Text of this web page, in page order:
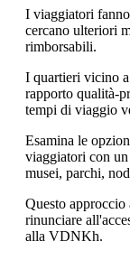
I viaggiatori
cercano ulteriori
rimborsabili.
I quartieri vicino
rapporto qualità-
tempi di viaggio
Esamina le
viaggiatori con
musei, parchi,
Questo approccio
rinunciare
alla VDNKh.